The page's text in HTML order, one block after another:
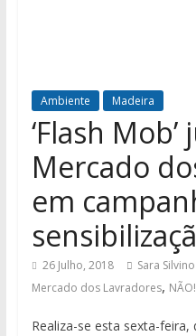
Ambiente Madeira
‘Flash
Mercado
em
26 Julho, 2018 Sara Silvino
Mercado dos Lavradores,
Realiza-se esta sexta-